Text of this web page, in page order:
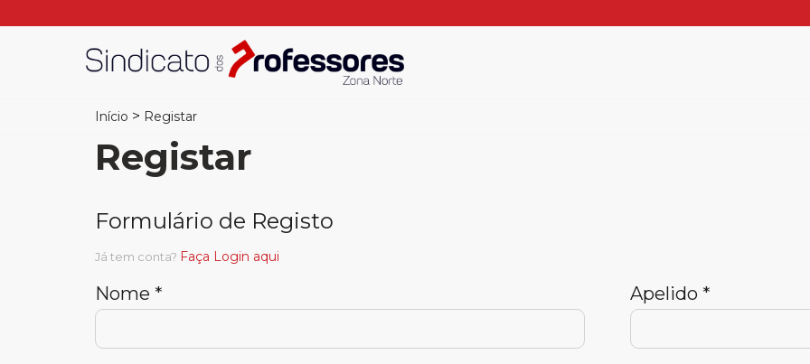
Início > Registar
Registar
Formulário de Registo
Já tem conta? Faça Login aqui
Nome * Apelido *